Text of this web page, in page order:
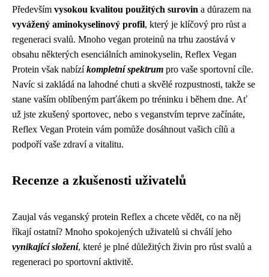
Především vysokou kvalitou použitých surovin a důrazem na
vyvážený aminokyselinový profil, který je klíčový pro růst a
regeneraci svalů. Mnoho vegan proteinů na trhu zaostává v
obsahu některých esenciálních aminokyselin, Reflex Vegan
Protein však nabízíkompletní spektrum pro vaše sportovní cíle.
Navíc si zakládá na lahodné chuti a skvělé rozpustnosti, takže se
stane vaším oblíbeným parťákem po tréninku i během dne. Ať
už jste zkušený sportovec, nebo s veganstvím teprve začínáte,
Reflex Vegan Protein vám pomůže dosáhnout vašich cílů a
podpoří vaše zdraví a vitalitu.
Recenze a zkušenosti uživatelů
Zaujal vás veganský protein Reflex a chcete vědět, co na něj
říkají ostatní? Mnoho spokojených uživatelů si chválí jeho
vynikající složení, které je plné důležitých živin pro růst svalů a
regeneraci po sportovní aktivitě.